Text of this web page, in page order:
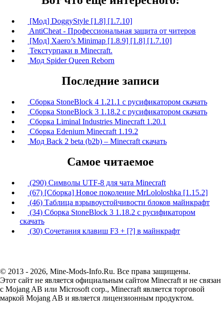
[Мод] DoggyStyle [1.8] [1.7.10]
AntiCheat - Профессиональная защита от читеров
[Мод] Xaero’s Minimap [1.8.9] [1.8] [1.7.10]
Текстурпаки в Minecraft.
Мод Spider Queen Reborn
Последние записи
Сборка StoneBlock 4 1.21.1 с русификатором скачать
Сборка StoneBlock 3 1.18.2 с русификатором скачать
Сборка Liminal Industries Minecraft 1.20.1
Сборка Edenium Minecraft 1.19.2
Мод Back 2 beta (b2b) – Minecraft скачать
Самое читаемое
(290) Символы UTF-8 для чата Minecraft
(67) [Сборка] Новое поколение MrLololoshka [1.15.2]
(46) Таблица взрывоустойчивости блоков майнкрафт
(34) Сборка StoneBlock 3 1.18.2 с русификатором
скачать
(30) Сочетания клавиш F3 + [?] в майнкрафт
© 2013 - 2026, Mine-Mods-Info.Ru. Все права защищены.
Этот сайт не является официальным сайтом Minecraft и не связан
с Mojang AB или Microsoft corp., Minecraft является торговой
маркой Mojang AB и является лицензионным продуктом.